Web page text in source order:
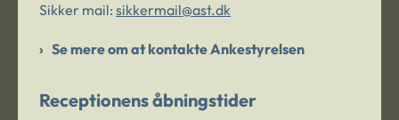
Sikker mail: sikkermail@ast.dk
Se mere om at kontakte Ankestyrelsen
Receptionens åbningstider